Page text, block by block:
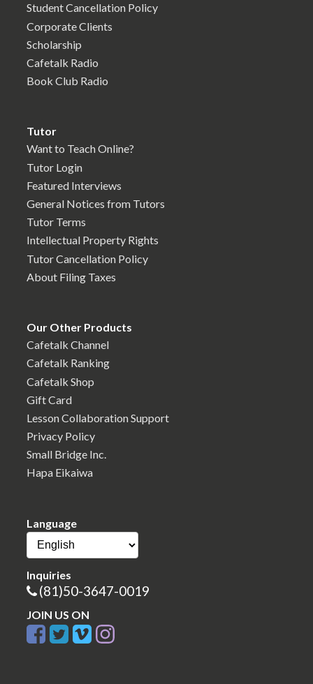
Student Cancellation Policy
Corporate Clients
Scholarship
Cafetalk Radio
Book Club Radio
Tutor
Want to Teach Online?
Tutor Login
Featured Interviews
General Notices from Tutors
Tutor Terms
Intellectual Property Rights
Tutor Cancellation Policy
About Filing Taxes
Our Other Products
Cafetalk Channel
Cafetalk Ranking
Cafetalk Shop
Gift Card
Lesson Collaboration Support
Privacy Policy
Small Bridge Inc.
Hapa Eikaiwa
Language
Inquiries
(81)50-3647-0019
JOIN US ON